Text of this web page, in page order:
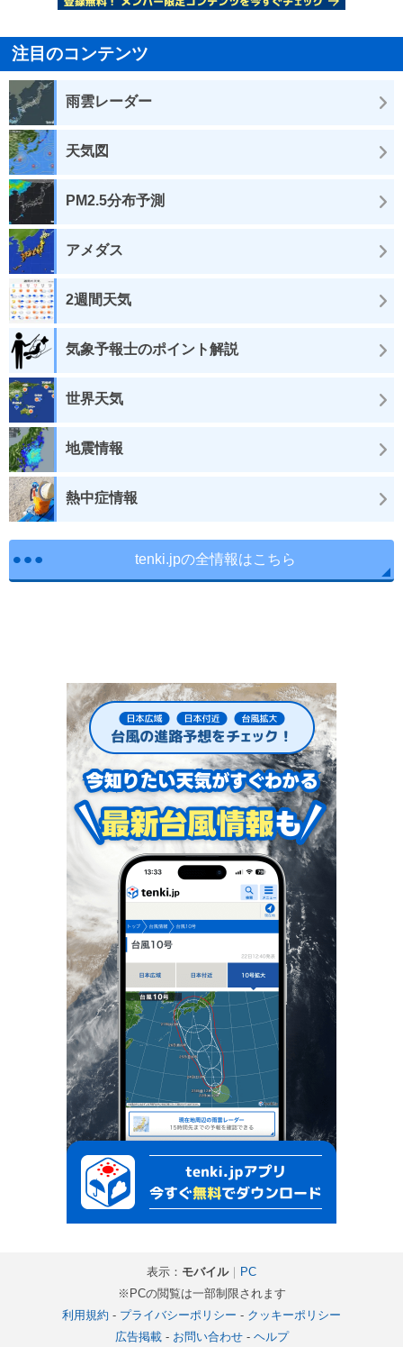
注目のコンテンツ
雨雲レーダー
天気図
PM2.5分布予測
アメダス
2週間天気
気象予報士のポイント解説
世界天気
地震情報
熱中症情報
tenki.jpの全情報はこちら
表示： モバイル｜ PC
※PCの閲覧は一部制限されます
利用規約 - プライバシーポリシー - クッキーポリシー
広告掲載- お問い合わせ- ヘルプ